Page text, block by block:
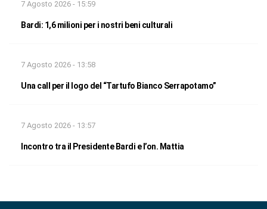
7 Agosto 2026 - 15:59
Bardi: 1,6 milioni per i nostri beni culturali
7 Agosto 2026 - 13:58
Una call per il logo del “Tartufo Bianco Serrapotamo”
7 Agosto 2026 - 13:57
Incontro tra il Presidente Bardi e l’on. Mattia